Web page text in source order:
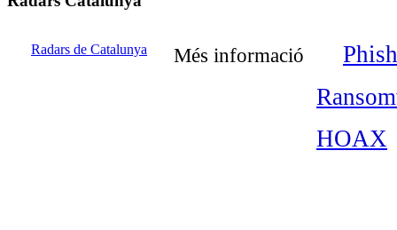
Radars de Catalunya Més informació
HOAX